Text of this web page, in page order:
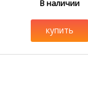
В наличии
купить